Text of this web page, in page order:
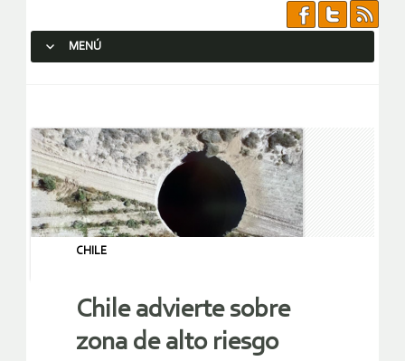
MENÚ
CHILE
Chile advierte sobre
zona de alto riesgo